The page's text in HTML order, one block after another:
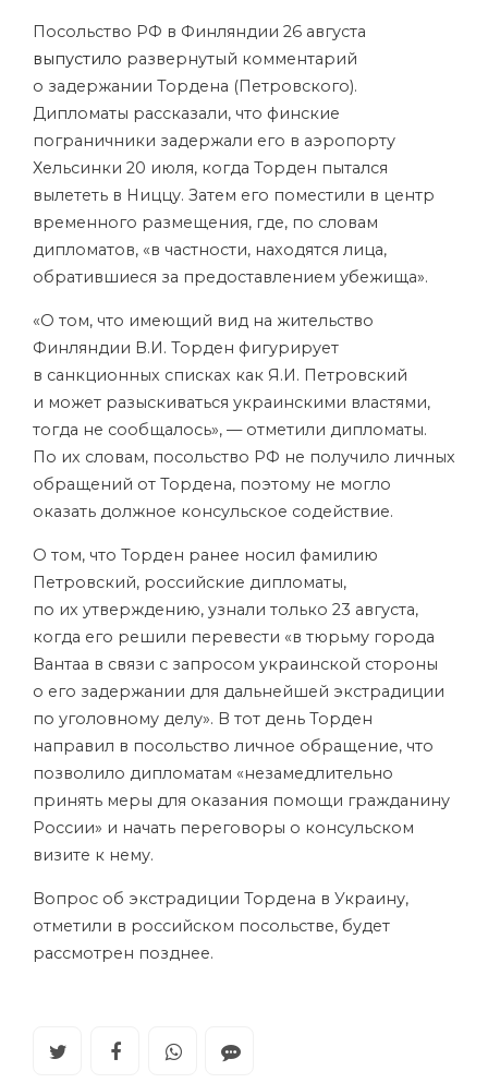
Посольство РФ в Финляндии 26 августа
выпустило развернутый комментарий
о задержании Тордена (Петровского).
Дипломаты рассказали, что финские
пограничники задержали его в аэропорту
Хельсинки 20 июля, когда Торден пытался
вылететь в Ниццу. Затем его поместили в центр
временного размещения, где, по словам
дипломатов, «в частности, находятся лица,
обратившиеся за предоставлением убежища».
«О том, что имеющий вид на жительство
Финляндии В.И. Торден фигурирует
в санкционных списках как Я.И. Петровский
и может разыскиваться украинскими властями,
тогда не сообщалось», — отметили дипломаты.
По их словам, посольство РФ не получило личных
обращений от Тордена, поэтому не могло
оказать должное консульское содействие.
О том, что Торден ранее носил фамилию
Петровский, российские дипломаты,
по их утверждению, узнали только 23 августа,
когда его решили перевести «в тюрьму города
Вантаа в связи с запросом украинской стороны
о его задержании для дальнейшей экстрадиции
по уголовному делу». В тот день Торден
направил в посольство личное обращение, что
позволило дипломатам «незамедлительно
принять меры для оказания помощи гражданину
России» и начать переговоры о консульском
визите к нему.
Вопрос об экстрадиции Тордена в Украину,
отметили в российском посольстве, будет
рассмотрен позднее.